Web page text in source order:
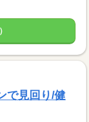
で見回り/健